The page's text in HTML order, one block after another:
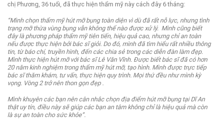
chị Phương, 36 tuổi, đã thực hiện thẩm mỹ này cách đây 6 tháng:
“Mình chọn thẩm mỹ hút mỡ bụng toàn diện vì dù đã rất nỗ lực, nhưng tình
trạng mỡ thừa vùng bụng vẫn không thể nào được xử lý. Mình cũng biết
đây là phương pháp thẩm mỹ tiên tiến, hiệu quả cao, nhưng chỉ an toàn
nếu được thực hiện bởi bác sĩ giỏi. Do đó, mình đã tìm hiểu rất nhiều thông
tin, từ báo chí, truyền hình, đến các chia sẻ trong các diễn đàn làm đẹp.
Mình thực hiện hút mỡ với bác sĩ Lê Văn Vĩnh. Được biết bác sĩ đã có hơn
20 năm kinh nghiệm trong thẩm mỹ hút mỡ, tạo hình. Mình được trực tiếp
bác sĩ thăm khám, tư vấn, thực hiện quy trình. Mọi thứ đều như mình kỳ
vọng. Vòng 2 trở nên thon gọn đẹp .
Mình khuyên các bạn nên cân nhắc chọn địa điểm hút mỡ bụng tại Dĩ An
thật uy tín, điều này sẽ giúp các bạn an tâm không chỉ là hiệu quả mà còn
là sự an toàn cho sức khỏe”.